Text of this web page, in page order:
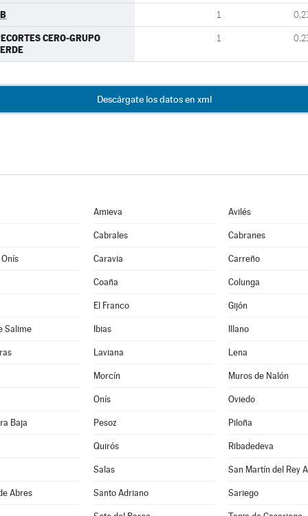
1
CERO-GRUPO
1
Descárgate los datos en xml
Amieva Avilés
Cabrales Cabranes
Caravia Carreño
Coaña Colunga
El Franco Gijón
Salime Ibias Illano
Laviana Lena
Morcín Muros de Nalón
Onís Oviedo
Baja Pesoz Piloña
Quirós Ribadedeva
Salas San Martín del Rey
Abres Santo Adriano Sariego